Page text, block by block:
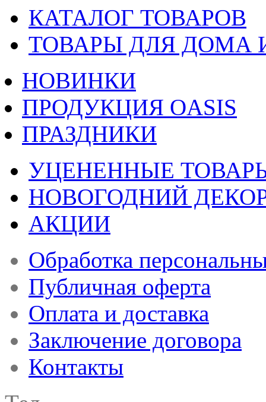
КАТАЛОГ ТОВАРОВ
ТОВАРЫ ДЛЯ ДОМА
НОВИНКИ
ПРОДУКЦИЯ OASIS
ПРАЗДНИКИ
УЦЕНЕННЫЕ
НОВОГОДНИЙ
АКЦИИ
Обработка
Публичная оферта
Оплата и доставка
Заключение договора
Контакты